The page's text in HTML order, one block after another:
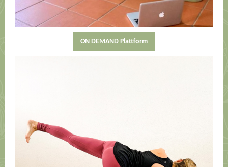
ON DEMAND Plattform